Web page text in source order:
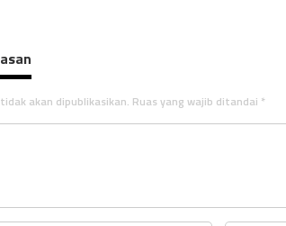
akan dipublikasikan. Ruas yang wajib ditandai *